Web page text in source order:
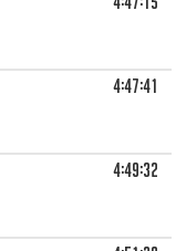
4:47:41
4:49:32